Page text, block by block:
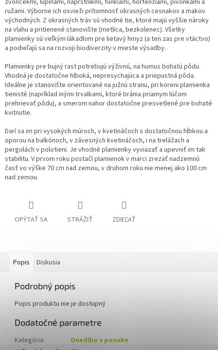
zvončekmi, lupínami, náprstníkmi, funkiami, hortenziami, pivonkami a
ružami. Výborne ich osvieži prítomnosť okrasných cesnakov a makov
východných. Z okrasných tráv sú vhodné tie, ktoré majú vyššie nároky
na vlahu a pritienené stanovište (metlica, bezkolenec). Všetky
plamienky sú veľkým lákadlom pre lietavý hmyz (a ten zas pre vtáctvo)
a podieľajú sa na rozvoji biodiverzity v mieste výsadby.
Plamienky pre bujný rast potrebujú výživnú, na humus bohatú pôdu.
Vhodná je dostatočne hlboká, nepresychajúca a priepustná pôda.
Ideálne je stanovište orientované na južnú stranu, pri koreni plamienka
tienisté (napríklad inými trvalkami, ktoré bránia priamym lúčom
prehrievať pôdu), a smerom nahor dostatočne presvetlené pre bohaté
kvitnutie.
Darí sa im pri vysokých múroch, v kvetináčoch s dostatočnou hĺbkou a
oporou na balkónoch, v závesných kvetináčoch, i na trelážach a
pergolách v polotieni. Je vhodné plamienky vyviazať a upevniť im tak
stabilitu. V prvom roku postačí plamienok v marci zrezať nadzemnú
časť vo výške 70 cm nad zemou, v druhom roku nie menej ako 100 cm
nad zemou.
OPÝTAŤ SA STRÁŽIŤ ZDIEĽAŤ
Popis Diskusia
Podrobný popis
Popis produktu nie je dostupný
Dodatočné parametre
Kategória:
Onedlho v ponuke